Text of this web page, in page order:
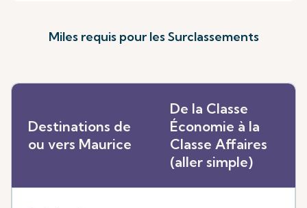
Miles requis pour les Surclassements
Destinations de
ou vers Maurice
De la Classe
Économie à la
Classe Affaires
(aller simple)